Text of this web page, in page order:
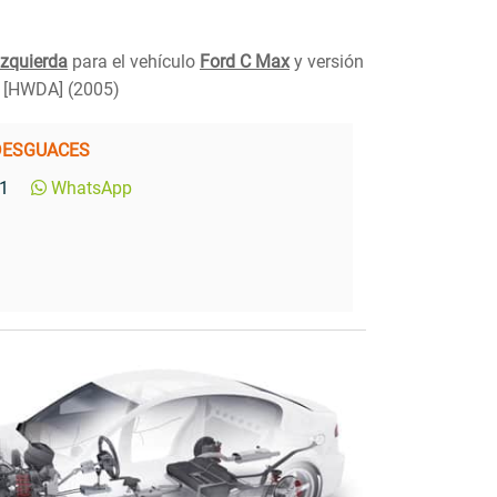
para el vehículo Ford C Maxy versión
(2005)
WhatsApp